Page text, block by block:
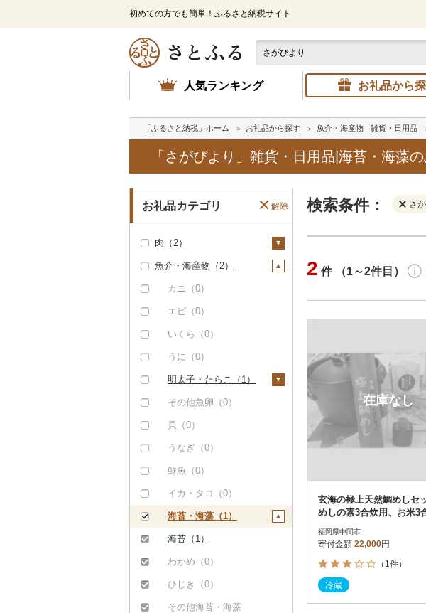
初めての方でも簡単！ふるさと納税サイト
人気ランキング お礼品から
「ふるさと納税」ホーム お礼品から探す 魚介・海産物 雑貨・日用品
「さがびより」雑貨・日用品|海苔・海藻
お礼品カテゴリ 解除
肉（2）
牛肉（精肉）（1）
ステーキ（1）
すき焼き（0）
しゃぶしゃぶ（0）
焼肉（0）
牛タン（0）
和牛（0）
黒毛和牛（1）
白老牛（0）
仙台牛（0）
米沢牛（0）
山形牛（0）
常陸牛（0）
上州牛（0）
飛騨牛（0）
近江牛（0）
牛肉（加工品）（1）
ハンバーグ（1）
もつ鍋（0）
ローストビーフ（0）
ビーフジャーキー
（0）
豚肉（精肉）（0）
豚肉（加工品）（0）
鶏肉（0）
鹿肉（0）
馬肉（0）
羊肉・ラム肉（ジンギ
その他肉・加工品
（0）
魚介・海産物（2）
カニ（0）
エビ（0）
いくら（0）
うに（0）
明太子・たらこ（1）
明太子（0）
たらこ（0）
その他魚卵（0）
貝（0）
うなぎ（0）
鮮魚（0）
イカ・タコ（0）
海苔・海藻（1）
海苔（1）
わかめ（0）
ひじき（0）
その他海苔・海藻
検索条件： さ
決済方法
PayPay
クレジットカード決済
Amazon Pay
楽天ペイ
メルペイ
d払い
金融機関(Pay-easy決済)
2 件 （1～2件目）
在庫なし
玄海の極上天然鯛めしセ
めしの素3合炊用、お米3
水500ml、土鍋]
福岡県中間市
寄付金額 22,000円
（1件）
冷蔵